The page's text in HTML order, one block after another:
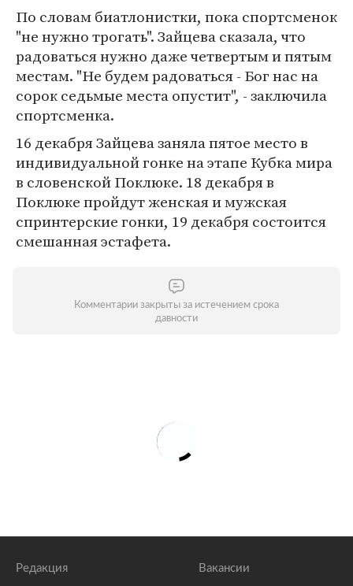
По словам биатлонистки, пока спортсменок
"не нужно трогать". Зайцева сказала, что
радоваться нужно даже четвертым и пятым
местам. "Не будем радоваться - Бог нас на
сорок седьмые места опустит", - заключила
спортсменка.
16 декабря Зайцева заняла пятое место в
индивидуальной гонке на этапе Кубка мира
в словенской Поклюке. 18 декабря в
Поклюке пройдут женская и мужская
спринтерские гонки, 19 декабря состоится
смешанная эстафета.
Комментарии закрыты за истечением срока
давности
Редакция Вакансии